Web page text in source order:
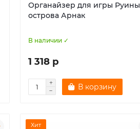
Органайзер для игры Руины
острова Арнак
В наличии ✓
1 318 р
В корзину
Хит